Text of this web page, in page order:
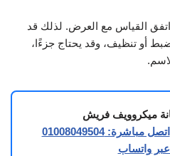
اتفق القياس مع العرض. لذلك قد
أو تنظيف، وقد يحتاج جزءًا،
ميكروويف فريش
اتصل مباشرة: 01008049504
واتساب